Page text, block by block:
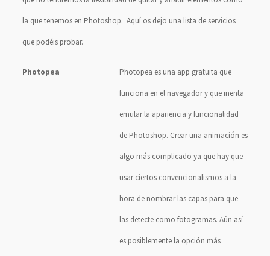
la que tenemos en Photoshop. Aquí os dejo una lista de servicios
que podéis probar.
Photopea Photopea es una app gratuita que
funciona en el navegador y que inenta
emular la apariencia y funcionalidad
de Photoshop. Crear una animación es
algo más complicado ya que hay que
usar ciertos convencionalismos a la
hora de nombrar las capas para que
las detecte como fotogramas. Aún así
es posiblemente la opción más